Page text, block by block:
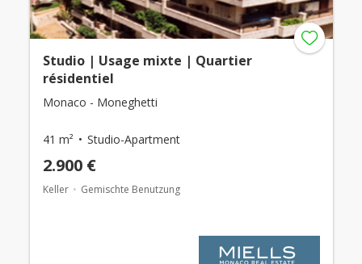
Studio | Usage mixte | Quartier
résidentiel
Monaco - Moneghetti
41 m² Studio-Apartment
2.900 €
Keller Gemischte Benutzung